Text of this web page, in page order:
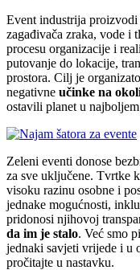
Event industrija
zagađivača zraka, vode i
procesu organizacije i
putovanje do lokacije,
prostora. Cilj je
negativne učinke na
ostavili planet u
Zeleni eventi donose
za sve uključene. Tvrtke
visoku razinu osobne i
jednake mogućnosti,
pridonosi njihovoj
da im je stalo. Već smo
jednaki savjeti vrijede i u
pročitajte u nastavku.